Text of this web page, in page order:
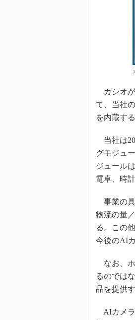
カシオが
て、当社
を内蔵す
当社は
グモジュ
ジュール
電卓、時
事業の具
物流の量
る。この
今後のAI
なお、ホ
るのでは
品を提供
AIカメラ